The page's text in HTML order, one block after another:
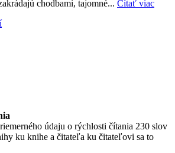
chodbami, tajomné... Čítať viac
údaju o rýchlosti čítania 230 slov
ku knihe a čitateľa ku čitateľovi sa to